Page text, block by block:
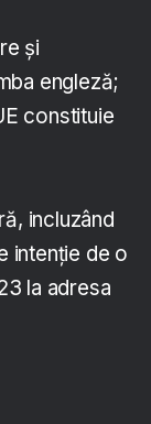
și
engleză;
constituie
incluzând
intenție de o
la adresa